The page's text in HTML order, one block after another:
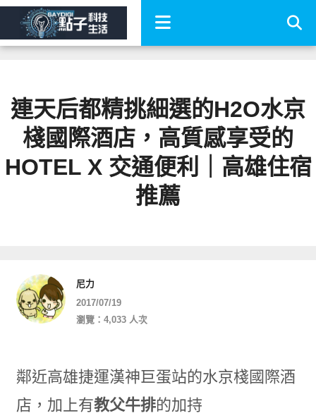
連天后都精挑細選的H2O水京
棧國際酒店，高質感享受的
HOTEL X 交通便利｜高雄住宿
推薦
尼力
2017/07/19
瀏覽：4,033 人次
鄰近高雄捷運漢神巨蛋站的水京棧國際酒
店，加上有教父牛排的加持